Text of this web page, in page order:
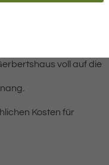
voll auf die
Kosten für